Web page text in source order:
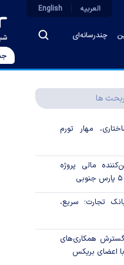
چندرسانه‌ای
العربیه English
جمعه
ها
مهار تورم
مالی پروژه
تجارت؛ سریع،
گسترش همکاری‌های
اعضای بریکس